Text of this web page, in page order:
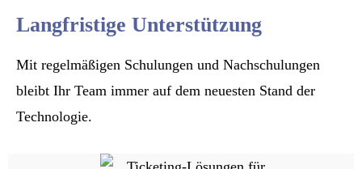
Langfristige Unterstützung
Mit regelmäßigen Schulungen und Nachschulungen
bleibt Ihr Team immer auf dem neuesten Stand der
Technologie.